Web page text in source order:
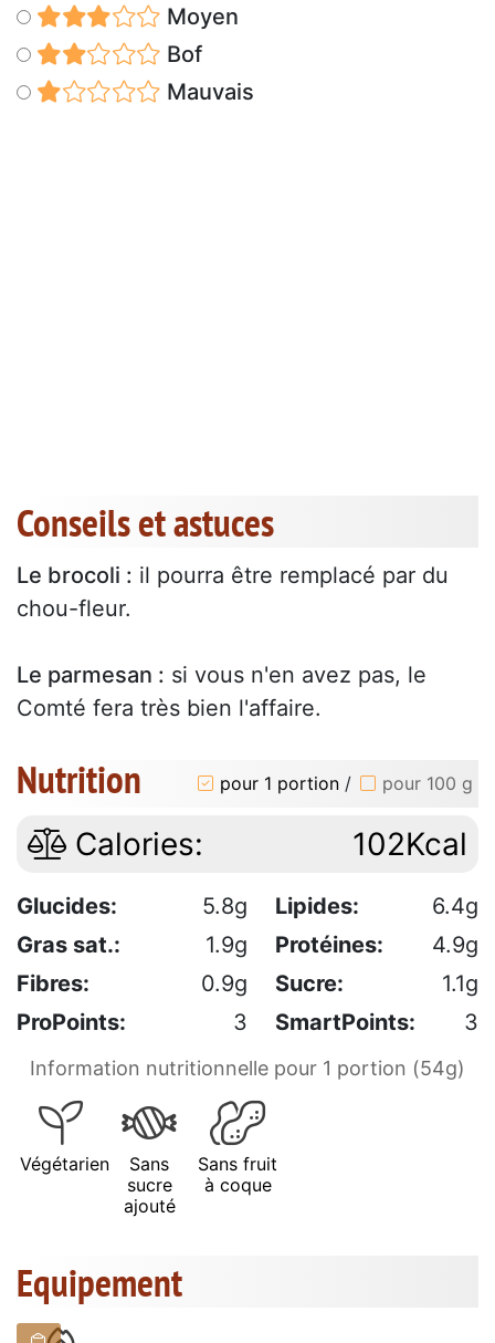
Moyen
Bof
Mauvais
Conseils et astuces
Le brocoli : il pourra être remplacé par du
chou-fleur.
Le parmesan : si vous n'en avez pas, le
Comté fera très bien l'affaire.
Nutrition pour 1 portion / pour 100 g
Calories: 102Kcal
Glucides: 5.8g Lipides:
6.4g
Gras sat.:
1.9g Protéines:
4.9g
Fibres:
0.9g Sucre:
1.1g
ProPoints:
3 SmartPoints: 3
Information nutritionnelle pour 1 portion (54g)
Végétarien
Sans
sucre
ajouté
Sans fruit
à coque
Equipement